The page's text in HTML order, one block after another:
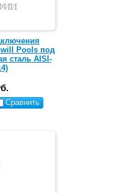
Pools под
сталь AISI-
Сравнить